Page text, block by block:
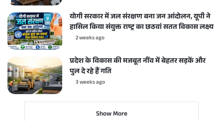
योगी सरकार में जल संरक्षण बना जन आंदोलन, यूपी ने
हासिल किया संयुक्त राष्ट्र का छठवां सतत विकास लक्ष्य
2 weeks ago
प्रदेश के विकास की मजबूत नींव में बेहतर सड़कें और
पुल दे रहे हैं गति
3 weeks ago
Show More